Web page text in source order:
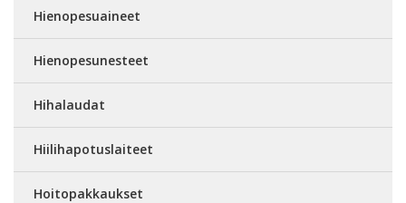
Hienopesuaineet
Hienopesunesteet
Hihalaudat
Hiilihapotuslaiteet
Hoitopakkaukset